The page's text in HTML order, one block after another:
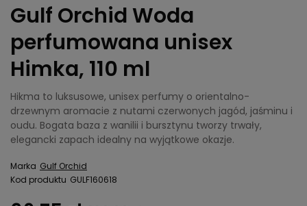
Gulf Orchid Woda
perfumowana unisex
Himka, 110 ml
Hikma to luksusowe, unisex perfumy o orientalno-
drzewnym aromacie z nutami czerwonych jagód, jaśminu i
oudu. Bogata baza z wanilii i bursztynu tworzy trwały,
elegancki zapach idealny na wyjątkowe okazje.
Marka Gulf Orchid
Kod produktu GULF160618